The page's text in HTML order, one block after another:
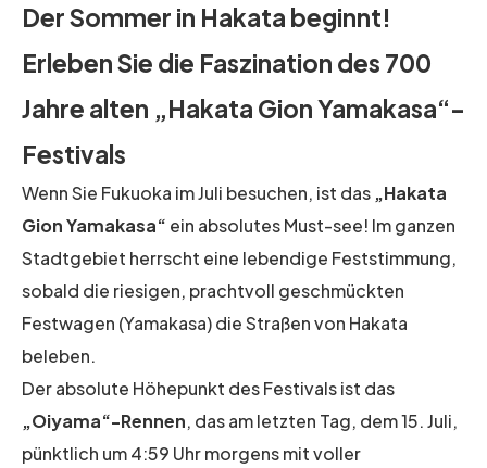
Der Sommer in Hakata beginnt!
Erleben Sie die Faszination des 700
Jahre alten „Hakata Gion Yamakasa“-
Festivals
Wenn Sie Fukuoka im Juli besuchen, ist das „Hakata
Gion Yamakasa“ ein absolutes Must-see! Im ganzen
Stadtgebiet herrscht eine lebendige Feststimmung,
sobald die riesigen, prachtvoll geschmückten
Festwagen (Yamakasa) die Straßen von Hakata
beleben.
Der absolute Höhepunkt des Festivals ist das
„Oiyama“-Rennen, das am letzten Tag, dem 15. Juli,
pünktlich um 4:59 Uhr morgens mit voller